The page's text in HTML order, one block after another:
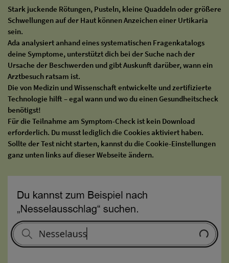
Stark juckende Rötungen, Pusteln, kleine Quaddeln oder größere
Schwellungen auf der Haut können Anzeichen einer Urtikaria
sein.
Ada analysiert anhand eines systematischen Fragenkatalogs
deine Symptome, unterstützt dich bei der Suche nach der
Ursache der Beschwerden und gibt Auskunft darüber, wann ein
Arztbesuch ratsam ist.
Die von Medizin und Wissenschaft entwickelte und zertifizierte
Technologie hilft – egal wann und wo du einen Gesundheitscheck
benötigst!
Für die Teilnahme am Symptom-Check ist kein Download
erforderlich. Du musst lediglich die Cookies aktiviert haben.
Sollte der Test nicht starten, kannst du die Cookie-Einstellungen
ganz unten links auf dieser Webseite ändern.